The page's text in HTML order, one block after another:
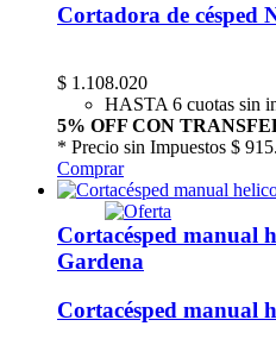
Cortadora de césped
$ 1.108.020
HASTA 6 cuotas sin
5% OFF CON
* Precio sin Impuestos $
Comprar
Cortacésped manual
Gardena
Cortacésped manual